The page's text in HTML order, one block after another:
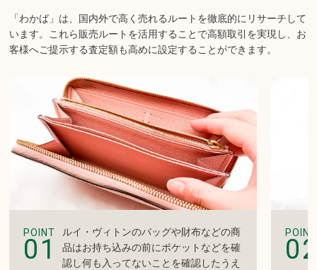
「わかば」は、国内外で高く売れるルートを徹底的にリサーチして
います。 これら販売ルートを活用することで高額取引を実現し、お
客様へご提示する査定額も高めに設定することができます。
POINT
01
ルイ・ヴィトンのバッグや財布などの商
品はお持ち込みの前にポケットなどを確
認し何も入ってないことを確認したうえ
POINT